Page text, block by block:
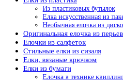
Из пластиковых бутылок
Елка искусственная из
Необычная елочка из
Оригинальная елочка из перьев
Елочки из салфеток
Стильные елки из сизаля
Елки, вязаные крючком
Елки из бумаги
Елочка в технике